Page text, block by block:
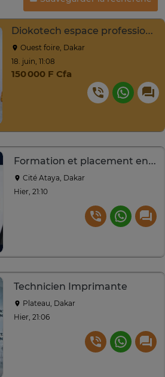
Diokotech espace professionnel flexible bureau privé
Ouest foire, Dakar
18. juin, 11:08
150 000 F Cfa
Formation et placement en centre d'appel
Cité Ataya, Dakar
Hier, 21:10
Technicien Imprimante
Plateau, Dakar
Hier, 21:06